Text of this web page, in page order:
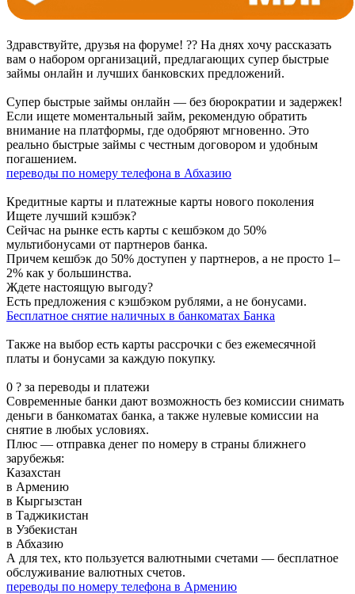
Здравствуйте, друзья на форуме! ?? На днях хочу рассказать
вам о набором организаций, предлагающих супер быстрые
займы онлайн и лучших банковских предложений.
Супер быстрые займы онлайн — без бюрократии и задержек!
Если ищете моментальный займ, рекомендую обратить
внимание на платформы, где одобряют мгновенно. Это
реально быстрые займы с честным договором и удобным
погашением.
переводы по номеру телефона в Абхазию
Кредитные карты и платежные карты нового поколения
Ищете лучший кэшбэк?
Сейчас на рынке есть карты с кешбэком до 50%
мультибонусами от партнеров банка.
Причем кешбэк до 50% доступен у партнеров, а не просто 1–
2% как у большинства.
Ждете настоящую выгоду?
Есть предложения с кэшбэком рублями, а не бонусами.
Бесплатное снятие наличных в банкоматах Банка
Также на выбор есть карты рассрочки с без ежемесячной
платы и бонусами за каждую покупку.
0 ? за переводы и платежи
Современные банки дают возможность без комиссии снимать
деньги в банкоматах банка, а также нулевые комиссии на
снятие в любых условиях.
Плюс — отправка денег по номеру в страны ближнего
зарубежья:
Казахстан
в Армению
в Кыргызстан
в Таджикистан
в Узбекистан
в Абхазию
А для тех, кто пользуется валютными счетами — бесплатное
обслуживание валютных счетов.
переводы по номеру телефона в Армению